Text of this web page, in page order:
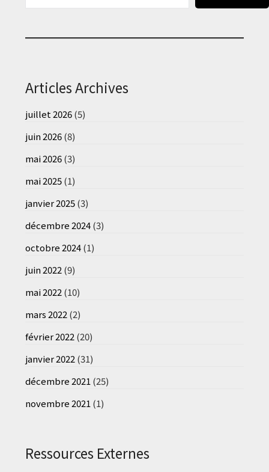
Articles Archives
juillet 2026(5)
juin 2026(8)
mai 2026(3)
mai 2025(1)
janvier 2025(3)
décembre 2024(3)
octobre 2024(1)
juin 2022(9)
mai 2022(10)
mars 2022(2)
février 2022(20)
janvier 2022(31)
décembre 2021 (25)
novembre 2021 (1)
Ressources Externes